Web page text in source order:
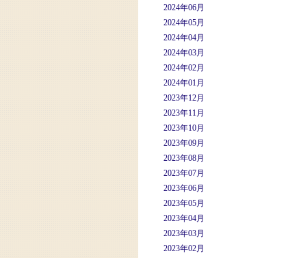
2024年06月
2024年05月
2024年04月
2024年03月
2024年02月
2024年01月
2023年12月
2023年11月
2023年10月
2023年09月
2023年08月
2023年07月
2023年06月
2023年05月
2023年04月
2023年03月
2023年02月